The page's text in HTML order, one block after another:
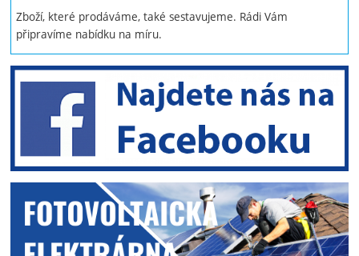
Zboží, které prodáváme, také sestavujeme. Rádi Vám
připravíme nabídku na míru.